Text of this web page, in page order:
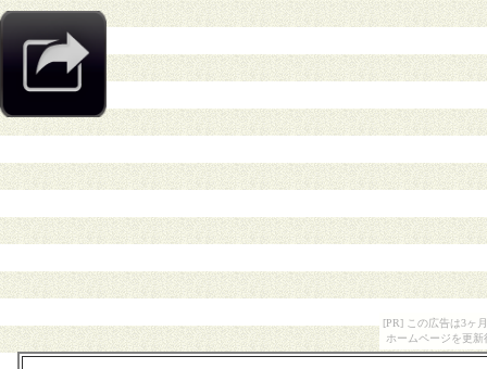
[PR] この広告は3ヶ
ホームページを更